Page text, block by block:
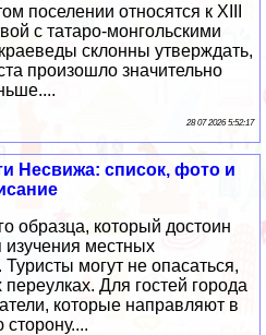
поселении относятся к XIII
с татаро-монгольскими
склонны утверждать,
произошло значительно
28 07 2026 5:52:17
Несвижа: список, фото и
образца, который достоин
местных
могут не опасаться,
Для гостей города
которые направляют в